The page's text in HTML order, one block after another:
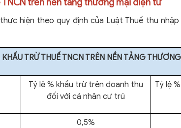
trên nền tảng thương mại điện tử
hiện theo quy định của Luật Thuế thu nhập
TRỪ THUẾ TNCN TRÊN NỀN TẢNG
Tỷ lệ % khấu trừ trên doanh thu
đối với cá nhân cư trú
Tỷ lệ
0,5%